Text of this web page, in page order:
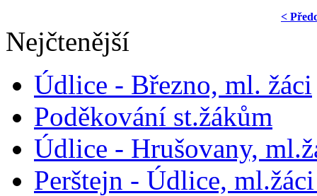
<
Nejčtenější
Údlice - Březno, ml. žáci
Poděkování st.žákům
Údlice - Hrušovany,
Perštejn - Údlice,